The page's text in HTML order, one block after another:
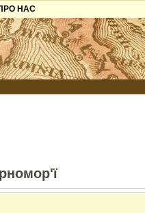
НАС
Партнерам
готель